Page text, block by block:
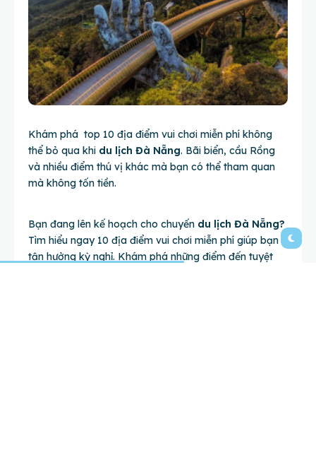
Khám phá top 10 địa điểm vui chơi miễn phí không
thể bỏ qua khi du lịch Đà Nẵng. Bãi biển, cầu Rồng
và nhiều điểm thú vị khác mà bạn có thể tham quan
mà không tốn tiền.
Bạn đang lên kế hoạch cho chuyến du lịch Đà Nẵng?
Tìm hiểu ngay 10 địa điểm vui chơi miễn phí giúp bạn
tận hưởng kỳ nghỉ. Khám phá những điểm đến tuyệt